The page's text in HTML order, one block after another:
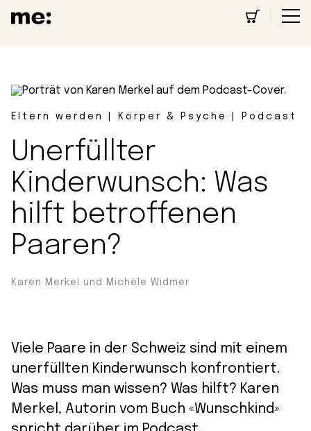
Eltern werden | Körper & Psyche | Podcast
Unerfüllter
Kinderwunsch: Was
hilft betroffenen
Paaren?
Karen Merkel und Michèle Widmer
Viele Paare in der Schweiz sind mit einem
unerfüllten Kinderwunsch konfrontiert.
Was muss man wissen? Was hilft? Karen
Merkel, Autorin vom Buch «Wunschkind»